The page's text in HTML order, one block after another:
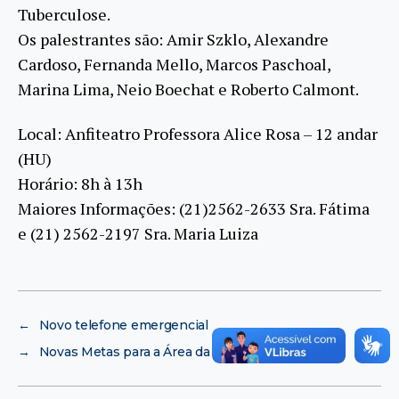
Tuberculose.
Os palestrantes são: Amir Szklo, Alexandre
Cardoso, Fernanda Mello, Marcos Paschoal,
Marina Lima, Neio Boechat e Roberto Calmont.
Local: Anfiteatro Professora Alice Rosa – 12 andar
(HU)
Horário: 8h à 13h
Maiores Informações: (21)2562-2633 Sra. Fátima
e (21) 2562-2197 Sra. Maria Luiza
←
Novo telefone emergencial
→
Novas Metas para a Área da Saúde na UFRJ